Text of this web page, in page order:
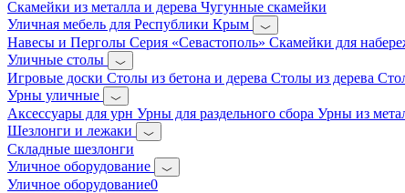
Скамейки из металла и дерева Чугунные скамейки
Уличная мебель для Республики Крым
Навесы и Перголы Серия «Севастополь» Скамейки для
Уличные столы
Игровые доски Столы из бетона и дерева Столы из дерева
Урны уличные
Аксессуары для урн Урны для раздельного сбора Урны из
Шезлонги и лежаки
Складные шезлонги
Уличное оборудование
Уличное оборудование0